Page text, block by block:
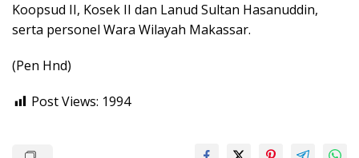
Koopsud II, Kosek II dan Lanud Sultan Hasanuddin,
serta personel Wara Wilayah Makassar.
(Pen Hnd)
Post Views: 1994